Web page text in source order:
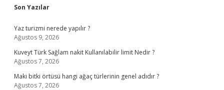
Son Yazılar
Yaz turizmi nerede yapılır ?
Ağustos 9, 2026
Kuveyt Türk Sağlam nakit Kullanılabilir limit Nedir ?
Ağustos 7, 2026
Maki bitki örtüsü hangi ağaç türlerinin genel adıdır ?
Ağustos 7, 2026